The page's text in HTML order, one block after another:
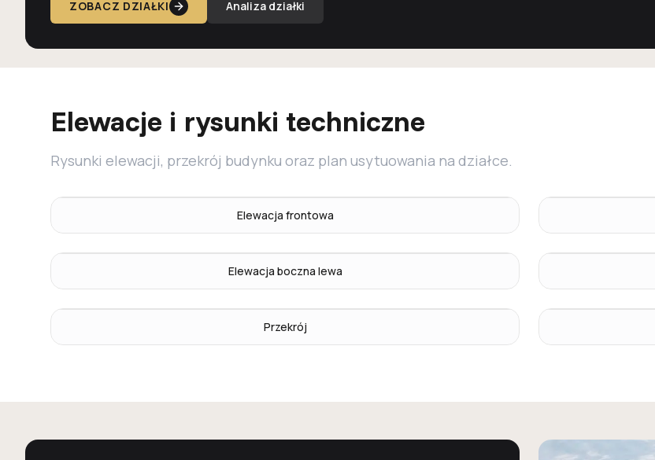
ZOBACZ DZIAŁKI Analiza działki
Elewacje i rysunki techniczne
Rysunki elewacji, przekrój budynku oraz plan usytuowania na działce.
Elewacja frontowa
Elewacja boczna lewa
Przekrój